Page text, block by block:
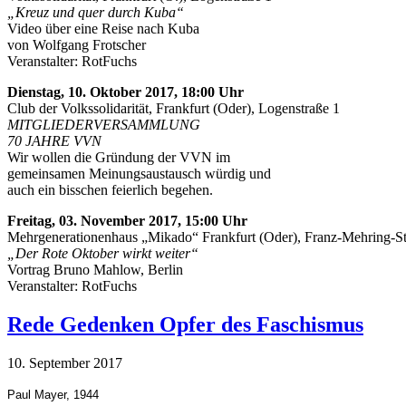
„Kreuz und quer durch Kuba“
Video über eine Reise nach Kuba
von Wolfgang Frotscher
Veranstalter: RotFuchs
Dienstag, 10. Oktober 2017, 18:00 Uhr
Club der Volkssolidarität, Frankfurt (Oder), Logenstraße 1
MITGLIEDERVERSAMMLUNG
70 JAHRE VVN
Wir wollen die Gründung der VVN im
gemeinsamen Meinungsaustausch würdig und
auch ein bisschen feierlich begehen.
Freitag, 03. November 2017, 15:00 Uhr
Mehrgenerationenhaus „Mikado“ Frankfurt (Oder), Franz-Mehring-
„Der Rote Oktober wirkt weiter“
Vortrag Bruno Mahlow, Berlin
Veranstalter: RotFuchs
Rede Gedenken Opfer des Faschismus
10. September 2017
Paul Mayer, 1944